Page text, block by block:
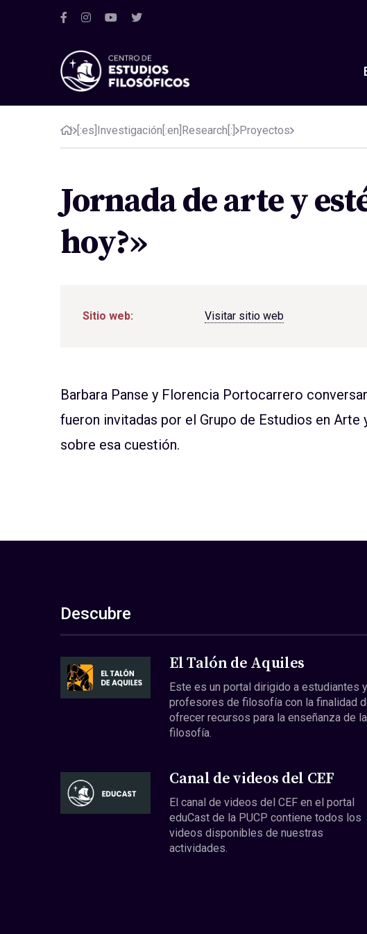
[:es]Investigación[:en]Research[:] Proyectos
Jornada de arte y
hoy?»
Sitio web: Visitar sitio web
Barbara Panse y Florencia Portocarrero
fueron invitadas por el Grupo de Estudios en
sobre esa cuestión.
Descubre
El Talón de Aquiles
Este es un portal dirigido a estudiantes y
profesores de filosofía con la finalidad
ofrecer recursos para la enseñanza de la
filosofía.
Canal de videos del CEF
El canal de videos del CEF en el portal
eduCast de la PUCP contiene todos los
videos disponibles de nuestras
actividades.